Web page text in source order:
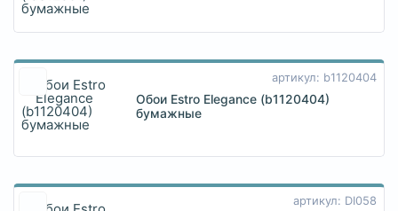
артикул: b1120404
Обои Estro Elegance (b1120404)
бумажные
артикул: DI058